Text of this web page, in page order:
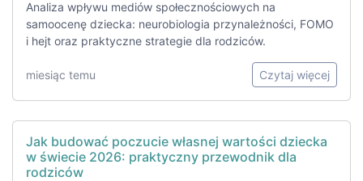
Analiza wpływu mediów społecznościowych na
samoocenę dziecka: neurobiologia przynależności, FOMO
i hejt oraz praktyczne strategie dla rodziców.
miesiąc temu Czytaj więcej
Jak budować poczucie własnej wartości dziecka
w świecie 2026: praktyczny przewodnik dla
rodziców